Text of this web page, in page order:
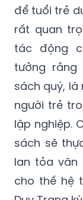
để tuổi trẻ
rất quan
tác động
tưởng rằng
sách quý,
người trẻ
lập nghiệp.
sách sẽ
lan tỏa văn
cho thế hệ